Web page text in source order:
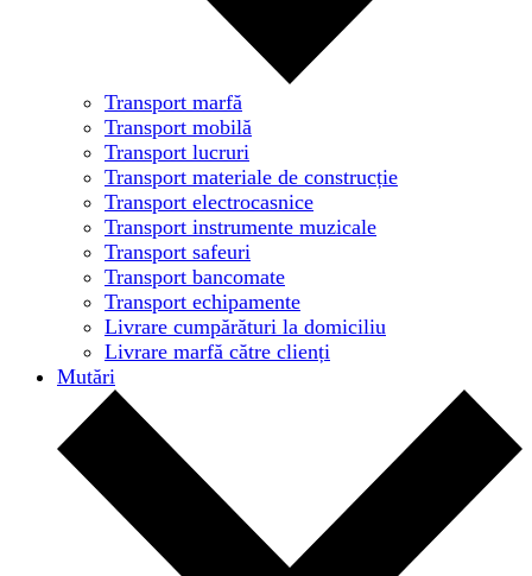
Transport marfă
Transport mobilă
Transport lucruri
Transport materiale de construcție
Transport electrocasnice
Transport instrumente muzicale
Transport safeuri
Transport bancomate
Transport echipamente
Livrare cumpărături la domiciliu
Livrare marfă către clienți
Mutări